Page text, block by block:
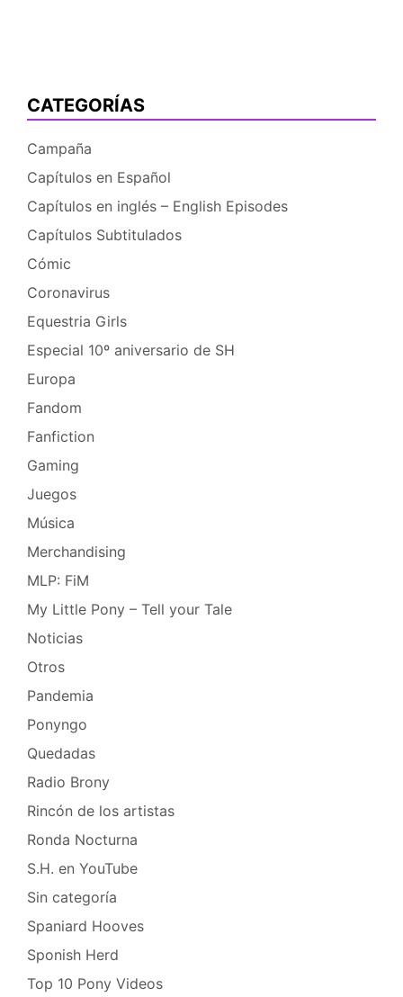
CATEGORÍAS
Campaña
Capítulos en Español
Capítulos en inglés – English Episodes
Capítulos Subtitulados
Cómic
Coronavirus
Equestria Girls
Especial 10º aniversario de SH
Europa
Fandom
Fanfiction
Gaming
Juegos
Música
Merchandising
MLP: FiM
My Little Pony – Tell your Tale
Noticias
Otros
Pandemia
Ponyngo
Quedadas
Radio Brony
Rincón de los artistas
Ronda Nocturna
S.H. en YouTube
Sin categoría
Spaniard Hooves
Sponish Herd
Top 10 Pony Videos